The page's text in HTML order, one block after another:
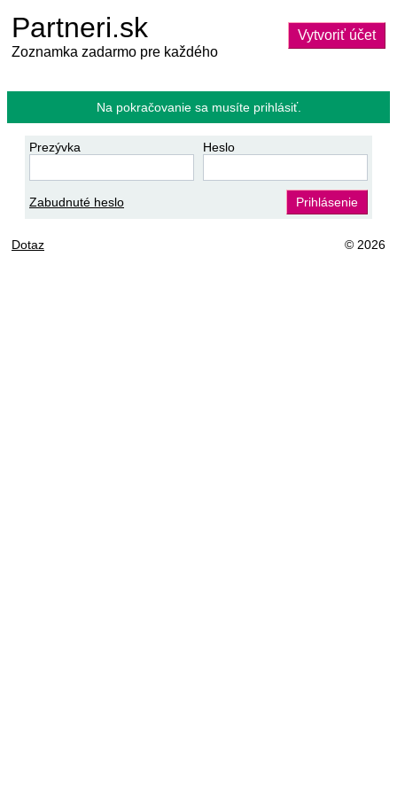
Partneri.sk
Zoznamka zadarmo pre každého
Vytvoriť účet
Na pokračovanie sa musíte prihlásiť.
Prezývka Heslo
Zabudnuté heslo Prihlásenie
Dotaz © 2026